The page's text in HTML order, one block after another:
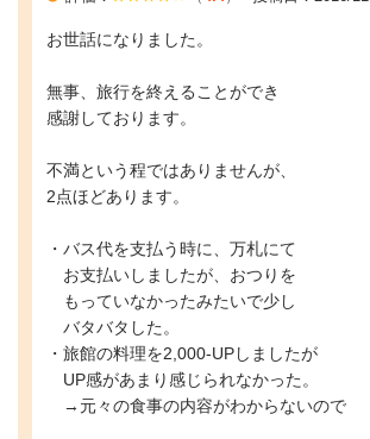
お世話になりました。
無事、旅行を終えることができ
感謝しております。
不満という程ではありませんが、
2点ほどあります。
・バス代を支払う時に、万札にて
お支払いしましたが、おつりを
もっていなかったみたいで少し
バタバタした。
・旅館の料理を2,000-UPしましたが
UP感があまり感じられなかった。
→元々の食事の内容がわからないので